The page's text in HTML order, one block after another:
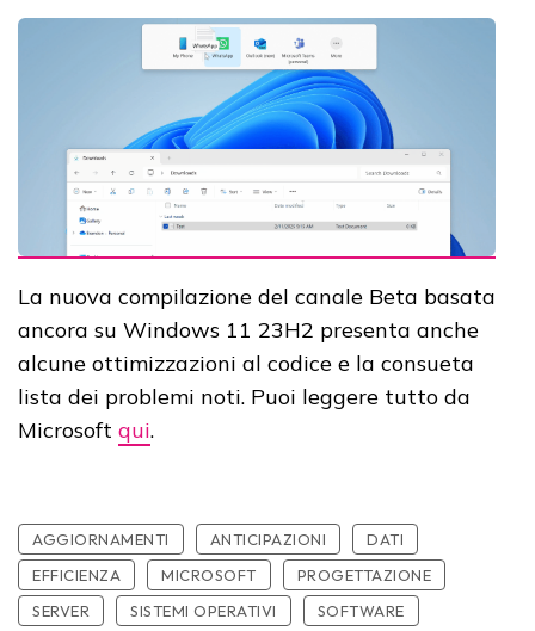
La nuova compilazione del canale Beta basata
ancora su Windows 11 23H2 presenta anche
alcune ottimizzazioni al codice e la consueta
lista dei problemi noti. Puoi leggere tutto da
Microsoft qui.
AGGIORNAMENTI ANTICIPAZIONI
DATI
EFFICIENZA
MICROSOFT
PROGETTAZIONE
SERVER
SISTEMI OPERATIVI
SOFTWARE